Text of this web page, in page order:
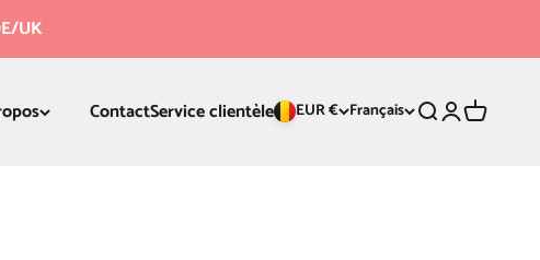
UK
ContactService clientèle EUR € Français Recherche
Connexion
Panier